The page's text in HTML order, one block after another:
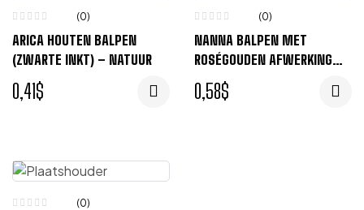
(0)
ARICA HOUTEN BALPEN
(ZWARTE INKT) – NATUUR
0,41$
(0)
NANNA BALPEN MET
ROSÉGOUDEN AFWERKING
(ZWARTE INKT) – WIT
0,58$
(0)